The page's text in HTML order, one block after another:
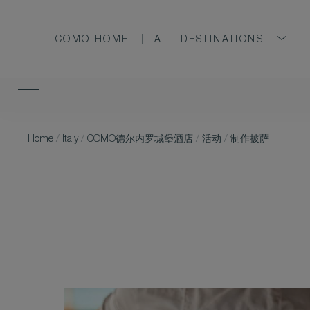
COMO HOME ALL DESTINATIONS
Home / Italy / COMO德尔内罗城堡酒店 / 活动 / 制作披萨